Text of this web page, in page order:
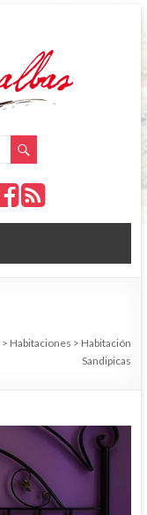
> Habitaciones > Habitación
Sandipicas